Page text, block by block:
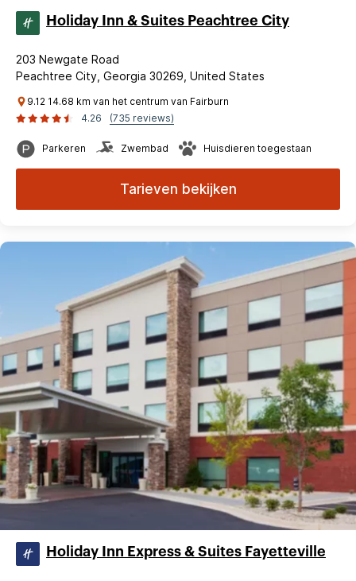
Holiday Inn & Suites Peachtree City
203 Newgate Road
Peachtree City, Georgia 30269, United States
9.12 14.68 km van het centrum van Fairburn
4.26
(735 reviews)
Parkeren Zwembad Huisdieren toegestaan
Tarieven bekijken
Holiday Inn Express & Suites Fayetteville